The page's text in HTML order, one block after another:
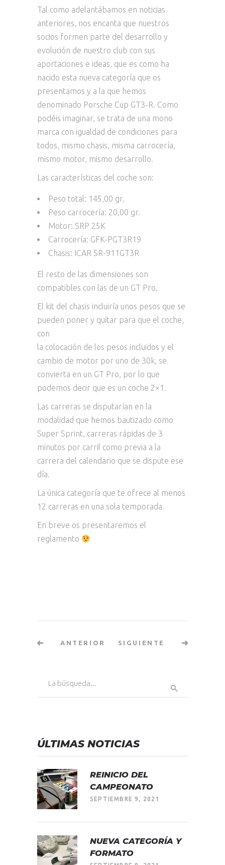
Tal como adelantábamos en noticias
anteriores, nos encanta que nuestros
socios formen parte del desarrollo y
evolución de nuestro club con sus
aportaciones e ideas, que es como ha
nacido esta nueva categoría que os
presentamos y a la que hemos
denominado Porsche Cup GT3-R. Como
podéis imaginar, se trata de una mono
marca con igualdad de condiciones para
todos, mismo chasis, misma carrocería,
mismo motor, mismo desarrollo.
Las características del coche son:
Peso total: 145,00 gr.
Peso carrocería: 20,00 gr.
Motor: SRP 25K
Carrocería: GFK-PGT3R19
Chasis: ICAR SR-911GT3R
El resto de las dimensiones son
compatibles con las de un GT Pro.
El kit del chasis incluiría unos pesos que se
pueden poner y quitar para que el coche,
con
la colocación de los pesos incluidos y el
cambio de motor por uno de 30k, se
convierta en un GT Pro, por lo que
podemos decir que es un coche 2×1.
Las carreras se disputarían en la
modalidad que hemos bautizado como
Super Sprint, carreras rápidas de 3
minutos por carril como previa a la
carrera del calendario que se dispute ese
día.
La única categoría que te ofrece al menos
12 carreras en una sola temporada.
En breve os presentaremos el
reglamento
ANTERIOR SIGUIENTE
ÚLTIMAS NOTICIAS
REINICIO DEL
CAMPEONATO
SEPTIEMBRE 9, 2021
NUEVA CATEGORÍA Y
FORMATO